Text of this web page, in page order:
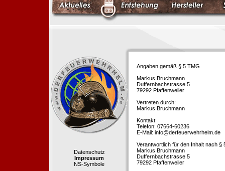
Datenschutz
Impressum
NS-Symbole
Angaben gemäß § 5 TMG
Markus Bruchmann
Duffernbachstrasse 5
79292 Pfaffenweiler
Vertreten durch:
Markus Bruchmann
Kontakt:
Telefon: 07664-60236
E-Mail: info@derfeuerwehrhelm.de
Verantwortlich für den Inhalt nach §
Markus Bruchmann
Duffernbachstrasse 5
79292 Pfaffenweiler